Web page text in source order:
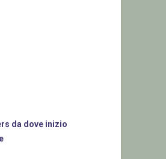
da dove inizio